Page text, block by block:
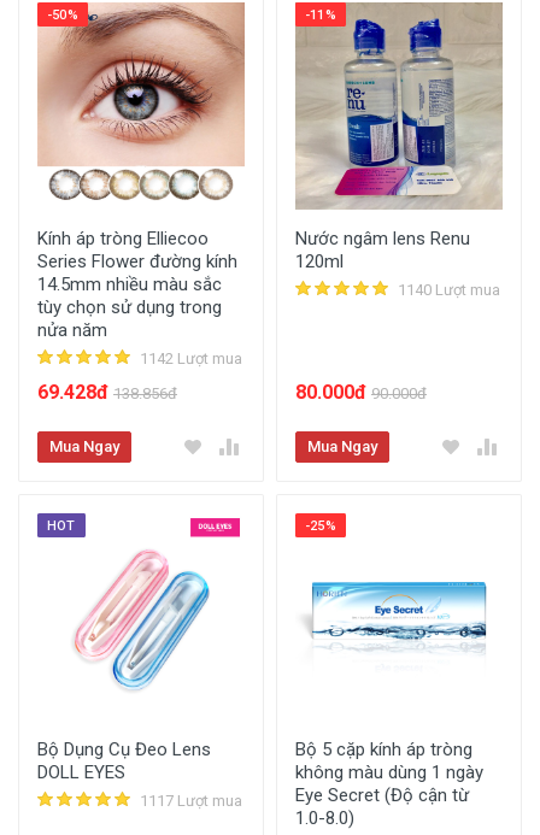
-50%
Kính áp tròng Elliecoo
Series Flower đường kính
14.5mm nhiều màu sắc
tùy chọn sử dụng trong
nửa năm
1142 Lượt mua
69.428đ 138.856đ
Mua Ngay
-11%
Nước ngâm lens Renu
120ml
1140 Lượt mua
80.000đ 90.000đ
Mua Ngay
HOT
Bộ Dụng Cụ Đeo Lens
DOLL EYES
1117 Lượt mua
-25%
Bộ 5 cặp kính áp tròng
không màu dùng 1 ngày
Eye Secret (Độ cận từ
1.0-8.0)